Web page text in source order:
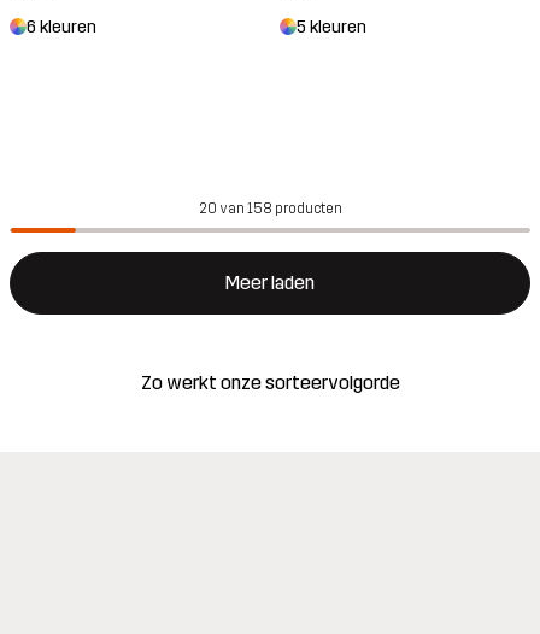
6 kleuren 5 kleuren
20 van 158 producten
Meer laden
Zo werkt onze sorteervolgorde